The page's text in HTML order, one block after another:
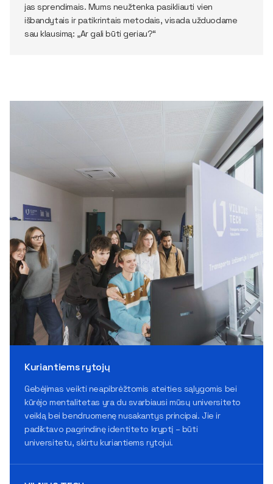
jas sprendimais. Mums neužtenka pasikliauti vien
išbandytais ir patikrintais metodais, visada užduodame
sau klausimą: „Ar gali būti geriau?“
Kuriantiems rytojų
Gebėjimas veikti neapibrėžtomis ateities sąlygomis bei
kūrėjo mentalitetas yra du svarbiausi mūsų universiteto
veiklą bei bendruomenę nusakantys principai. Jie ir
padiktavo pagrindinę identiteto kryptį – būti
universitetu, skirtu kuriantiems rytojui.